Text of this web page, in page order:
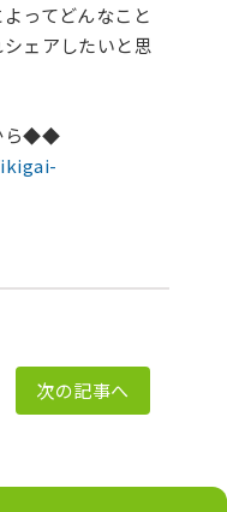
ってどんなこと
ェアしたいと思
ら◆◆
次の記事へ